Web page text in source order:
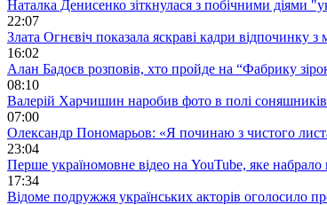
Наталка Денисенко зіткнулася з побічними діями
22:07
Злата Огнєвіч показала яскраві кадри відпочинку
16:02
Алан Бадоєв розповів, хто пройде на “Фабрику
08:10
Валерій Харчишин наробив фото в полі соняшників
07:00
Олександр Пономарьов: «Я починаю з чистого
23:04
Перше україномовне відео на YouTube, яке набрало
17:34
Відоме подружжя українських акторів оголосило